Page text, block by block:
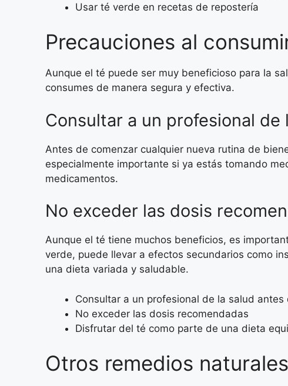
Usar té verde en recetas de repostería
Precauciones al
Aunque el té puede ser muy beneficioso para la
consumes de manera segura y efectiva.
Consultar a un profesional de
Antes de comenzar cualquier nueva rutina de
especialmente importante si ya estás tomando
medicamentos.
No exceder las dosis
Aunque el té tiene muchos beneficios, es
verde, puede llevar a efectos secundarios como
una dieta variada y saludable.
Consultar a un profesional de la salud antes
No exceder las dosis recomendadas
Disfrutar del té como parte de una dieta
Otros remedios